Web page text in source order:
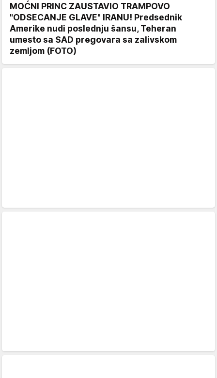
MOĆNI PRINC ZAUSTAVIO TRAMPOVO
"ODSECANJE GLAVE" IRANU! Predsednik
Amerike nudi poslednju šansu, Teheran
umesto sa SAD pregovara sa zalivskom
zemljom (FOTO)